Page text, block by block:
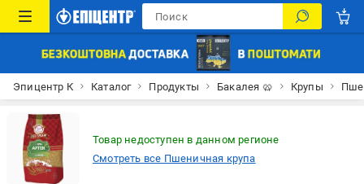
Эпицентр К Каталог Продукты Бакалея 🥨 Крупы
Товар недоступен в данном регионе
Смотреть все Пшеничная крупа